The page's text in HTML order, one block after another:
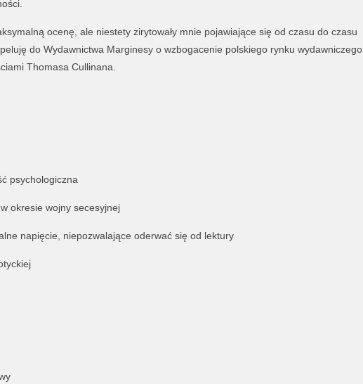
ocenę, ale niestety zirytowały mnie pojawiające się od czasu do czasu
do Wydawnictwa Marginesy o wzbogacenie polskiego rynku wydawniczego
Thomasa Cullinana.
psychologiczna
okresie wojny secesyjnej
napięcie, niepozwalające oderwać się od lektury